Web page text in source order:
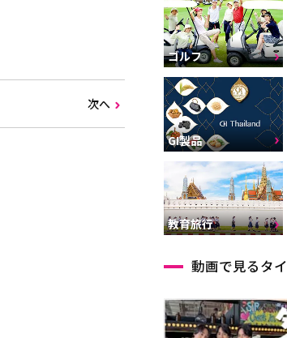
次へ
ゴルフ
GI製品
教育旅行
動画で見るタイ